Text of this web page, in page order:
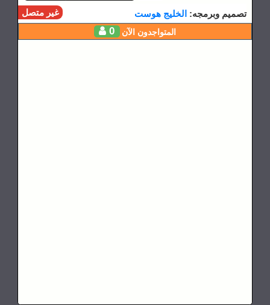
غير متصل
تصميم وبرمجه: الخليج هوست
0 المتواجدون الآن